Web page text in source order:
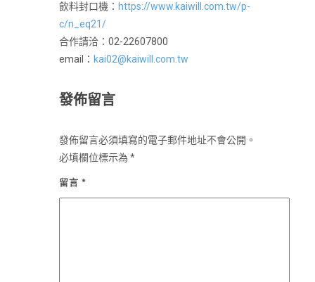
飲料封口機： https://www.kaiwill.com.tw/p-
c/n_eq21/
合作請洽：02-22607800
email： kai02@kaiwill.com.tw
發佈留言
發佈留言必須填寫的電子郵件地址不會公開。
必填欄位標示為 *
留言 *